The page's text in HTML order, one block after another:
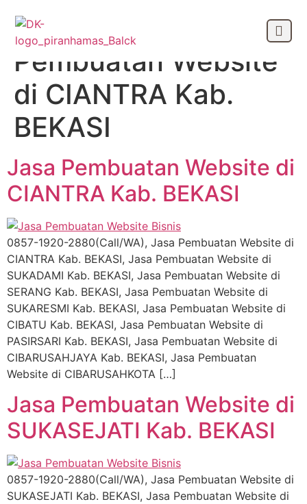
Tag:
Jasa
Pembuatan Website
di CIANTRA Kab.
BEKASI
Jasa Pembuatan Website di
CIANTRA Kab. BEKASI
0857-1920-2880(Call/WA), Jasa Pembuatan Website di
CIANTRA Kab. BEKASI, Jasa Pembuatan Website di
SUKADAMI Kab. BEKASI, Jasa Pembuatan Website di
SERANG Kab. BEKASI, Jasa Pembuatan Website di
SUKARESMI Kab. BEKASI, Jasa Pembuatan Website di
CIBATU Kab. BEKASI, Jasa Pembuatan Website di
PASIRSARI Kab. BEKASI, Jasa Pembuatan Website di
CIBARUSAHJAYA Kab. BEKASI, Jasa Pembuatan
Website di CIBARUSAHKOTA […]
Jasa Pembuatan Website di
SUKASEJATI Kab. BEKASI
0857-1920-2880(Call/WA), Jasa Pembuatan Website di
SUKASEJATI Kab. BEKASI, Jasa Pembuatan Website di